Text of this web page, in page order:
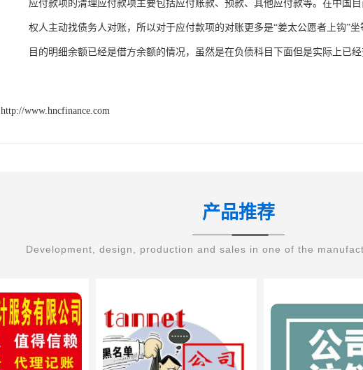
应付款项的清理应付款项主要包括应付账款、预款、其他应付款等。在中国
权人主动找债务人对账，所以对于应付款项的对账更多是“姜太公愿者上钩”
目的明细余额已经是借方余额的情况，虽然是在负债科目下面但是实际上已
http://www.hncfinance.com
产品推荐
Development, design, production and sales in one of the